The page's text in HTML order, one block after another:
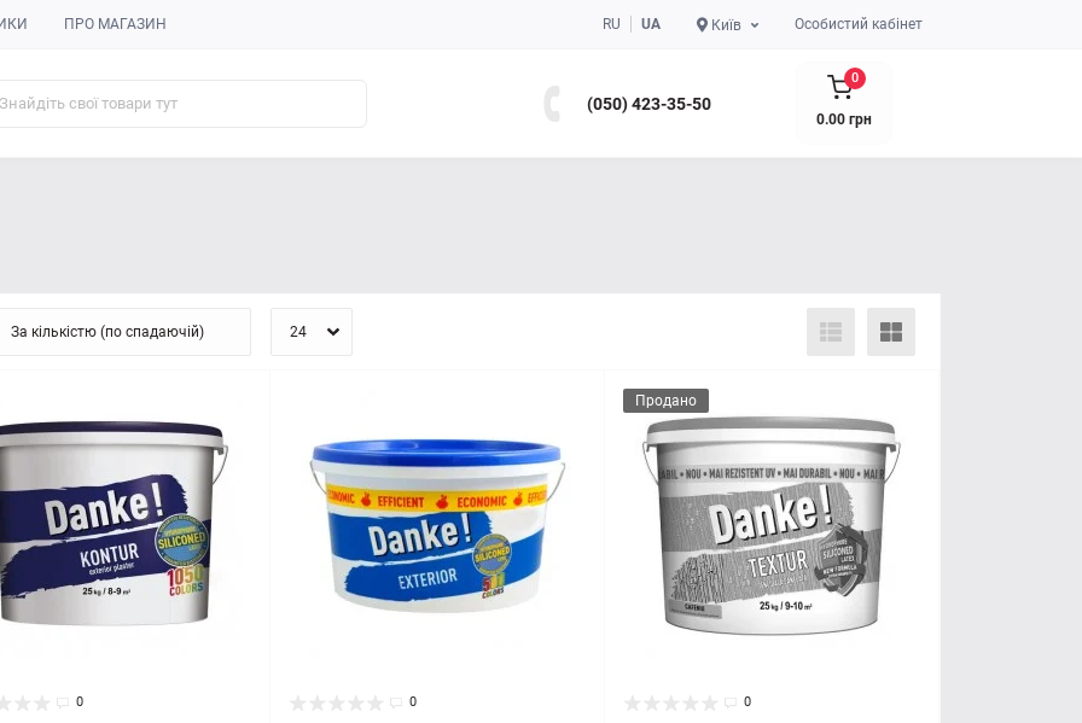
ПРО МАГАЗИН RU UA Київ Особистий кабінет
(050) 423-35-50
0
0.00 грн
0 0
Продано
0